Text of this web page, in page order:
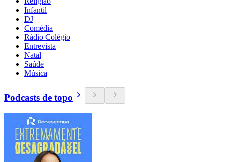
Infantil
DJ
Comédia
Rádio Colégio
Entrevista
Natal
Saúde
Música
Podcasts de topo